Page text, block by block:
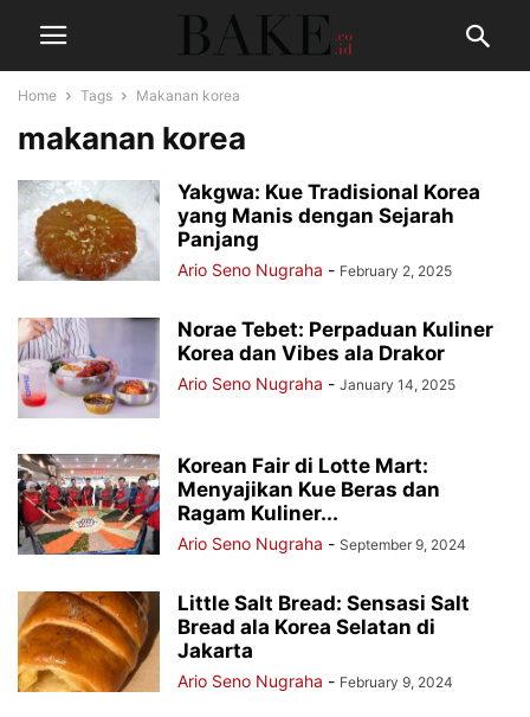
Home Tags Makanan korea
makanan korea
Yakgwa: Kue Tradisional Korea
yang Manis dengan Sejarah
Panjang
Ario Seno Nugraha - February 2, 2025
Norae Tebet: Perpaduan Kuliner
Korea dan Vibes ala Drakor
Ario Seno Nugraha - January 14, 2025
Korean Fair di Lotte Mart:
Menyajikan Kue Beras dan
Ragam Kuliner...
Ario Seno Nugraha - September 9, 2024
Little Salt Bread: Sensasi Salt
Bread ala Korea Selatan di
Jakarta
Ario Seno Nugraha - February 9, 2024